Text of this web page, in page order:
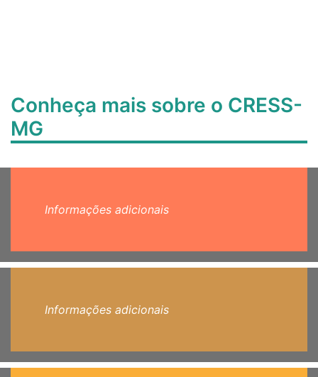
Conheça mais sobre o CRESS-
MG
Informações adicionais
Informações adicionais